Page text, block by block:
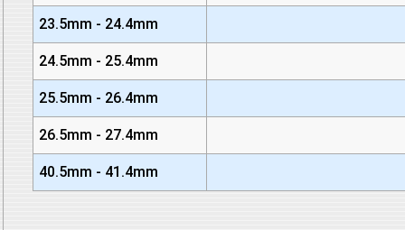
23.5mm - 24.4mm
24.5mm - 25.4mm
25.5mm - 26.4mm
26.5mm - 27.4mm
40.5mm - 41.4mm